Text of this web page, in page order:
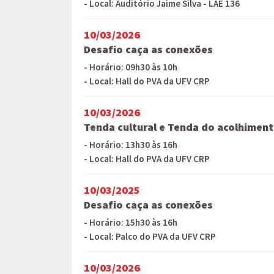
- Local: Auditório Jaime Silva - LAE 136
10/03/2026
Desafio caça as conexões
- Horário: 09h30 às 10h
- Local: Hall do PVA da UFV CRP
10/03/2026
Tenda cultural e Tenda do
- Horário: 13h30 às 16h
- Local: Hall do PVA da UFV CRP
10/03/2025
Desafio caça as conexões
- Horário: 15h30 às 16h
- Local: Palco do PVA da UFV CRP
10/03/2026